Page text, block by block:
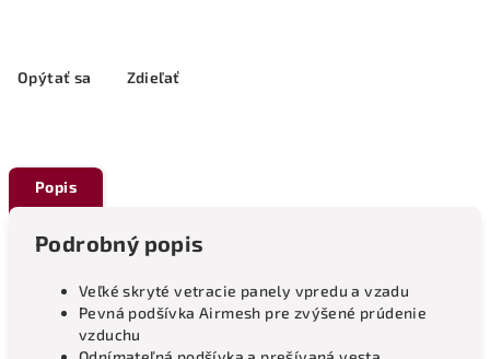
Opýtať sa Zdieľať
Popis
Podrobný popis
Veľké skryté vetracie panely vpredu a vzadu
Pevná podšívka Airmesh pre zvýšené prúdenie
vzduchu